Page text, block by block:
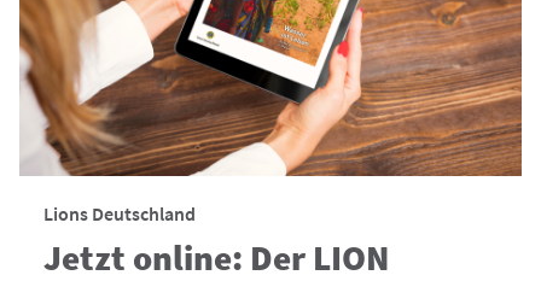
Lions Deutschland
Jetzt online: Der LION